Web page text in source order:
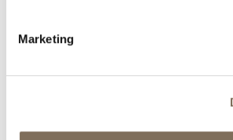
Marketing
SkinCeuticals Phloretin CF of
Zijn er dingen die nog niet helemaal